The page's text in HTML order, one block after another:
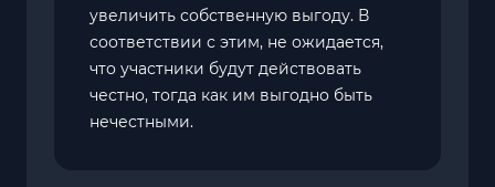
увеличить собственную выгоду. В
соответствии с этим, не ожидается,
что участники будут действовать
честно, тогда как им выгодно быть
нечестными.